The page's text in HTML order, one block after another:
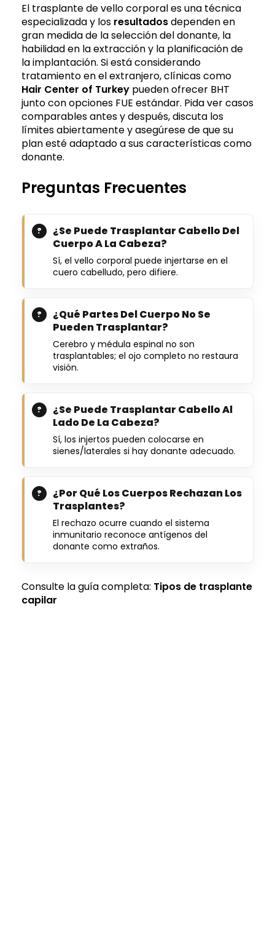
El trasplante de vello corporal es una técnica
especializada y los resultadosdependen en
gran medida de la selección del donante, la
habilidad en la extracción y la planificación de
la implantación. Si está considerando
tratamiento en el extranjero, clínicas como
Hair Center of Turkey pueden ofrecer BHT
junto con opciones FUE estándar. Pida ver casos
comparables antes y después, discuta los
límites abiertamente y asegúrese de que su
plan esté adaptado a sus características como
donante.
Preguntas Frecuentes
¿Se Puede Trasplantar Cabello Del
Cuerpo A La Cabeza?
Sí, el vello corporal puede injertarse en el
cuero cabelludo, pero difiere.
¿Qué Partes Del Cuerpo No Se
Pueden Trasplantar?
Cerebro y médula espinal no son
trasplantables; el ojo completo no restaura
visión.
¿Se Puede Trasplantar Cabello Al
Lado De La Cabeza?
Sí, los injertos pueden colocarse en
sienes/laterales si hay donante adecuado.
¿Por Qué Los Cuerpos Rechazan Los
Trasplantes?
El rechazo ocurre cuando el sistema
inmunitario reconoce antígenos del
donante como extraños.
Consulte la guía completa: Tipos de trasplante
capilar